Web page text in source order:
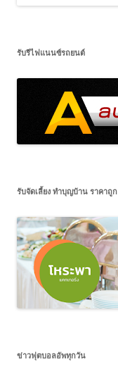
รับรีไฟแนนซ์รถยนต์
รับจัดเลี้ยง ทำบุญบ้าน ราคาถูก
ข่าวฟุตบอลอัพทุกวัน